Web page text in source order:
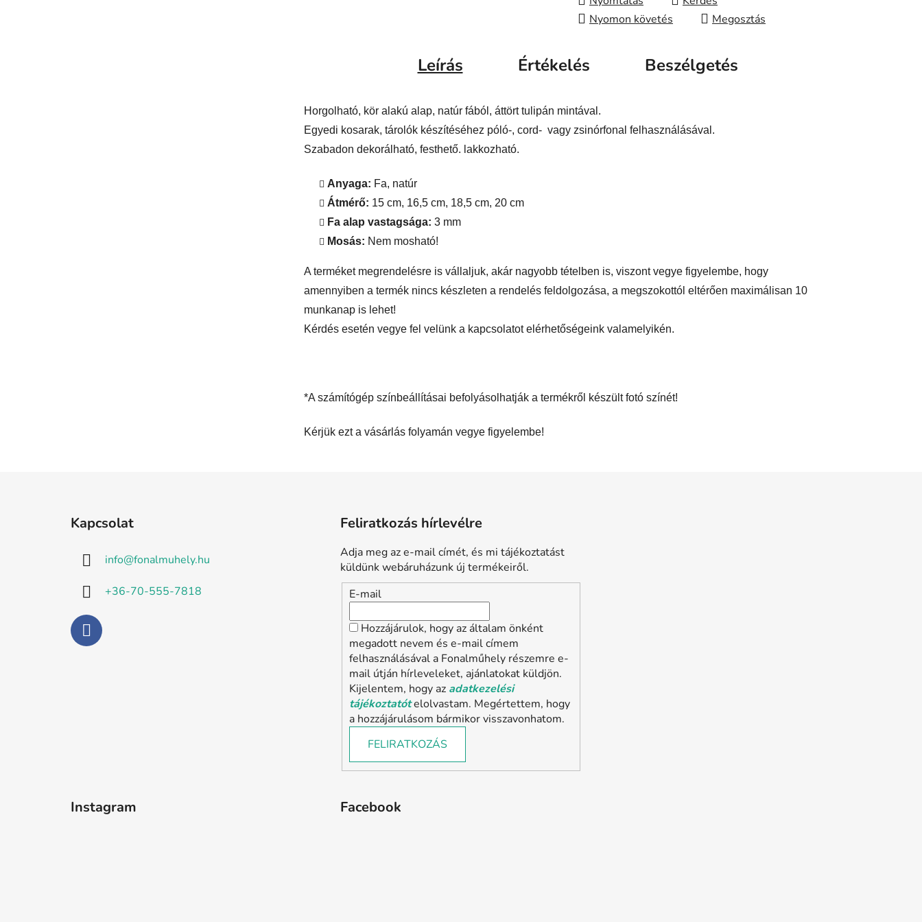
Nyomon követés
Megosztás
Leírás Értékelés Beszélgetés
Horgolható, kör alakú alap, natúr fából, áttört tulipán mintával.
Egyedi kosarak, tárolók készítéséhez póló-, cord- vagy zsinórfonal felhasználásával.
Szabadon dekorálható, festhető. lakkozható.
Anyaga: Fa, natúr
Átmérő: 15 cm, 16,5 cm, 18,5 cm, 20 cm
Fa alap vastagsága: 3 mm
Mosás: Nem mosható!
A terméket megrendelésre is vállaljuk, akár nagyobb tételben is, viszont vegye figyelembe, hogy
amennyiben a termék nincs készleten a rendelés feldolgozása, a megszokottól eltérően maximálisan 10
munkanap is lehet!
Kérdés esetén vegye fel velünk a kapcsolatot elérhetőségeink valamelyikén.
*A számítógép színbeállításai befolyásolhatják a termékről készült fotó színét!
Kérjük ezt a vásárlás folyamán vegye figyelembe!
Kapcsolat
info@fonalmuhely.hu
+36-70-555-7818
Feliratkozás hírlevélre
Adja meg az e-mail címét, és mi tájékoztatást
küldünk webáruházunk új termékeiről.
E-mail
Hozzájárulok, hogy az általam önként
megadott nevem és e-mail címem
felhasználásával a Fonalműhely részemre e-
mail útján hírleveleket, ajánlatokat küldjön.
Kijelentem, hogy az adatkezelési
tájékoztatótelolvastam. Megértettem, hogy
a hozzájárulásom bármikor visszavonhatom.
FELIRATKOZÁS
Instagram Facebook